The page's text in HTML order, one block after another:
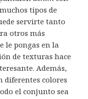
tipos de
servirte tanto
otros más
le pongas en la
de texturas hace
Además,
diferentes colores
el conjunto sea